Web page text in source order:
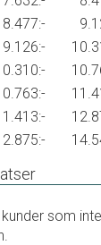
8.477:-
9.126:-
som